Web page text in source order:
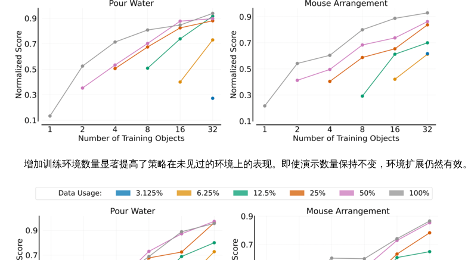
增加训练环境数量显著提高了策略在未见过的环境上的表现。即使演示数量保持不变，环境扩展仍然有效。